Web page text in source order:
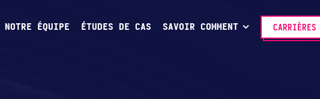
NOTRE ÉQUIPE ÉTUDES DE CAS SAVOIR COMMENT CARRIÈRES